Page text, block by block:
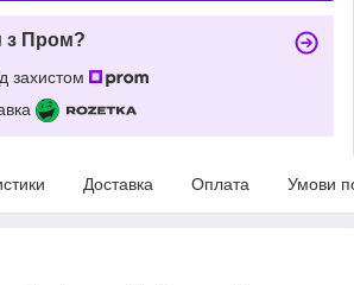
з Пром?
захистом
Доставка Оплата Умови